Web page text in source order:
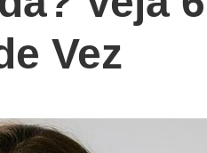
Vez